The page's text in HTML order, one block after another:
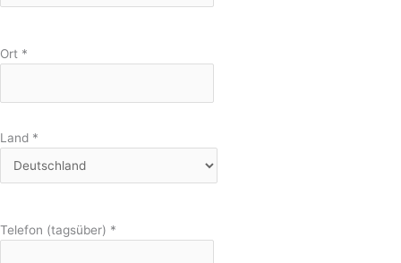
Ort *
Land *
Telefon (tagsüber) *